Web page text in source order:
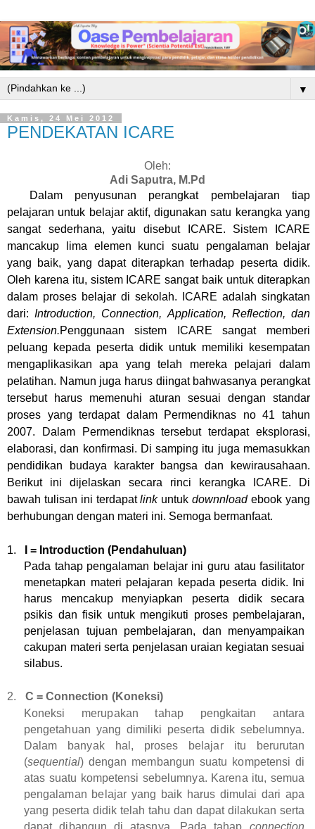
▼
Kamis, 24 Mei 2012
PENDEKATAN ICARE
Oleh:
Adi Saputra, M.Pd
Dalam penyusunan perangkat pembelajaran tiap
pelajaran untuk belajar aktif, digunakan satu kerangka yang
sangat sederhana, yaitu disebut ICARE. Sistem ICARE
mancakup lima elemen kunci suatu pengalaman belajar
yang baik, yang dapat diterapkan terhadap peserta didik.
Oleh karena itu, sistem ICARE sangat baik untuk diterapkan
dalam proses belajar di sekolah. ICARE adalah singkatan
dari:Introduction, Connection, Application, Reflection, dan
Extension.Penggunaan sistem ICARE sangat memberi
peluang kepada peserta didik untuk memiliki kesempatan
mengaplikasikan apa yang telah mereka pelajari dalam
pelatihan. Namun juga harus diingat bahwasanya perangkat
tersebut harus memenuhi aturan sesuai dengan standar
proses yang terdapat dalam Permendiknas no 41 tahun
2007. Dalam Permendiknas tersebut terdapat eksplorasi,
elaborasi, dan konfirmasi. Di samping itu juga memasukkan
pendidikan budaya karakter bangsa dan kewirausahaan.
Berikut ini dijelaskan secara rinci kerangka ICARE. Di
bawah tulisan ini terdapatlink untukdownnloadebook yang
berhubungan dengan materi ini. Semoga bermanfaat.
1.
I = Introduction (Pendahuluan)
Pada tahap pengalaman belajar ini guru atau fasilitator
menetapkan materi pelajaran kepada peserta didik. Ini
harus mencakup menyiapkan peserta didik secara
psikis dan fisik untuk mengikuti proses pembelajaran,
penjelasan tujuan pembelajaran, dan menyampaikan
cakupan materi serta penjelasan uraian kegiatan sesuai
silabus.
2.
C = Connection (Koneksi)
Koneksi merupakan tahap pengkaitan antara
pengetahuan yang dimiliki peserta didik sebelumnya.
Dalam banyak hal, proses belajar itu berurutan
(sequential) dengan membangun suatu kompetensi di
atas suatu kompetensi sebelumnya. Karena itu, semua
pengalaman belajar yang baik harus dimulai dari apa
yang peserta didik telah tahu dan dapat dilakukan serta
dapat dibangun di atasnya. Pada tahap connection